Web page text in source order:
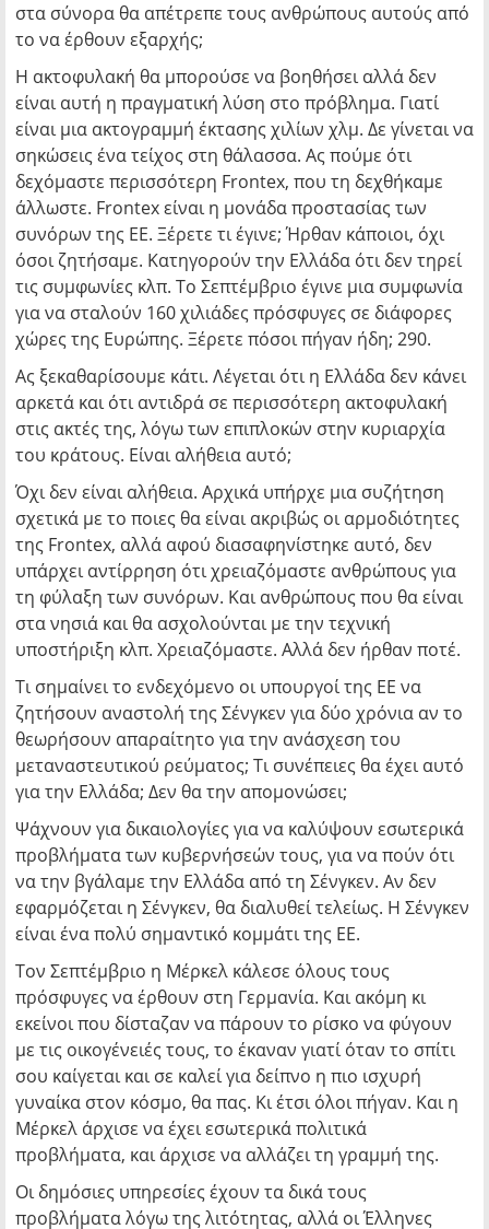
στα σύνορα θα απέτρεπε τους ανθρώπους αυτούς από
το να έρθουν εξαρχής;
Η ακτοφυλακή θα μπορούσε να βοηθήσει αλλά δεν
είναι αυτή η πραγματική λύση στο πρόβλημα. Γιατί
είναι μια ακτογραμμή έκτασης χιλίων χλμ. Δε γίνεται να
σηκώσεις ένα τείχος στη θάλασσα. Ας πούμε ότι
δεχόμαστε περισσότερη Frontex, που τη δεχθήκαμε
άλλωστε. Frontex είναι η μονάδα προστασίας των
συνόρων της ΕΕ. Ξέρετε τι έγινε; Ήρθαν κάποιοι, όχι
όσοι ζητήσαμε. Κατηγορούν την Ελλάδα ότι δεν τηρεί
τις συμφωνίες κλπ. Το Σεπτέμβριο έγινε μια συμφωνία
για να σταλούν 160 χιλιάδες πρόσφυγες σε διάφορες
χώρες της Ευρώπης. Ξέρετε πόσοι πήγαν ήδη; 290.
Ας ξεκαθαρίσουμε κάτι. Λέγεται ότι η Ελλάδα δεν κάνει
αρκετά και ότι αντιδρά σε περισσότερη ακτοφυλακή
στις ακτές της, λόγω των επιπλοκών στην κυριαρχία
του κράτους. Είναι αλήθεια αυτό;
Όχι δεν είναι αλήθεια. Αρχικά υπήρχε μια συζήτηση
σχετικά με το ποιες θα είναι ακριβώς οι αρμοδιότητες
της Frontex, αλλά αφού διασαφηνίστηκε αυτό, δεν
υπάρχει αντίρρηση ότι χρειαζόμαστε ανθρώπους για
τη φύλαξη των συνόρων. Και ανθρώπους που θα είναι
στα νησιά και θα ασχολούνται με την τεχνική
υποστήριξη κλπ. Χρειαζόμαστε. Αλλά δεν ήρθαν ποτέ.
Τι σημαίνει το ενδεχόμενο οι υπουργοί της ΕΕ να
ζητήσουν αναστολή της Σένγκεν για δύο χρόνια αν το
θεωρήσουν απαραίτητο για την ανάσχεση του
μεταναστευτικού ρεύματος; Τι συνέπειες θα έχει αυτό
για την Ελλάδα; Δεν θα την απομονώσει;
Ψάχνουν για δικαιολογίες για να καλύψουν εσωτερικά
προβλήματα των κυβερνήσεών τους, για να πούν ότι
να την βγάλαμε την Ελλάδα από τη Σένγκεν. Αν δεν
εφαρμόζεται η Σένγκεν, θα διαλυθεί τελείως. Η Σένγκεν
είναι ένα πολύ σημαντικό κομμάτι της ΕΕ.
Τον Σεπτέμβριο η Μέρκελ κάλεσε όλους τους
πρόσφυγες να έρθουν στη Γερμανία. Και ακόμη κι
εκείνοι που δίσταζαν να πάρουν το ρίσκο να φύγουν
με τις οικογένειές τους, το έκαναν γιατί όταν το σπίτι
σου καίγεται και σε καλεί για δείπνο η πιο ισχυρή
γυναίκα στον κόσμο, θα πας. Κι έτσι όλοι πήγαν. Και η
Μέρκελ άρχισε να έχει εσωτερικά πολιτικά
προβλήματα, και άρχισε να αλλάζει τη γραμμή της.
Οι δημόσιες υπηρεσίες έχουν τα δικά τους
προβλήματα λόγω της λιτότητας, αλλά οι Έλληνες